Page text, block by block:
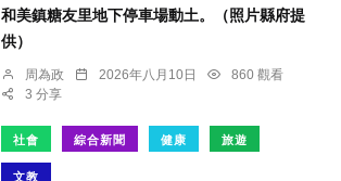
和美鎮糖友里地下停車場動土。（照片縣府提
供）
周為政 2026年八月10日
860 觀看
3 分享
社會 綜合新聞 健康 旅遊
文教